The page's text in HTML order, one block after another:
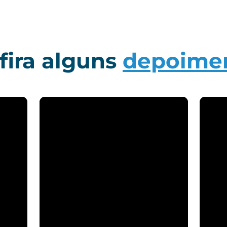
alguns